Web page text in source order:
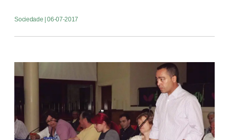
Sociedade | 06-07-2017